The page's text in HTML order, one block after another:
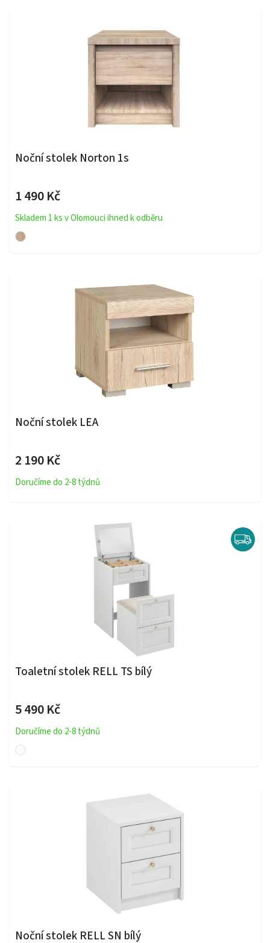
Noční stolek Norton 1s
1 490 Kč
Skladem 1 ks v Olomouci ihned k odběru
Noční stolek LEA
2 190 Kč
Doručíme do 2-8 týdnů
Toaletní stolek RELL TS bílý
5 490 Kč
Doručíme do 2-8 týdnů
Noční stolek RELL SN bílý